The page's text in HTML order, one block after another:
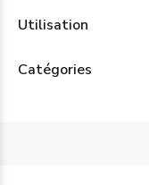
Utilisation
Catégories